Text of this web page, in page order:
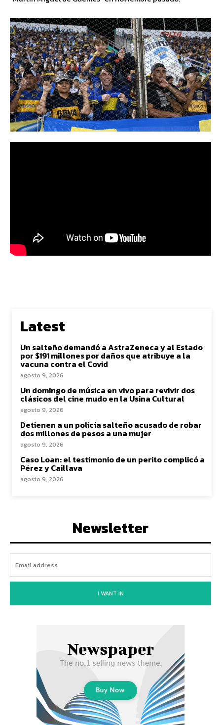
Latest
Un salteño demandó a AstraZeneca y al Estado
por $191 millones por daños que atribuye a la
vacuna contra el Covid
agosto 9, 2026
Un domingo de música en vivo para revivir dos
clásicos del cine mudo en la Usina Cultural
agosto 9, 2026
Detienen a un policía salteño acusado de robar
dos millones de pesos a una mujer
agosto 9, 2026
Caso Loan: el testimonio de un perito complicó a
Pérez y Caillava
agosto 9, 2026
Newsletter
I WANT IN